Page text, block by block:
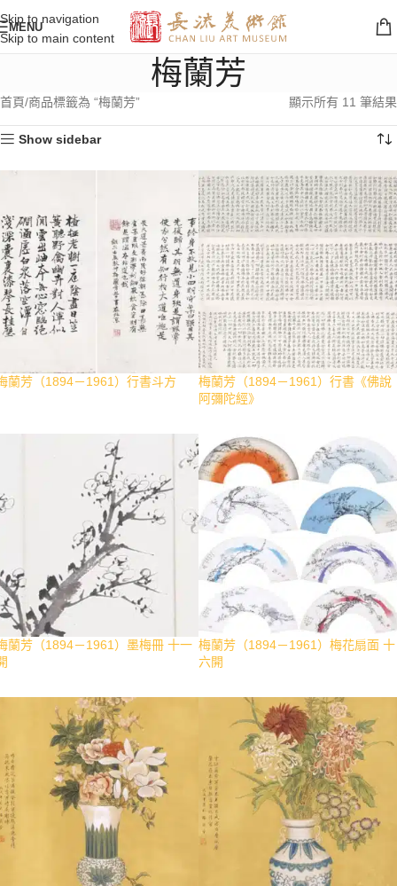
Skip to navigation
Skip to main content
MENU
梅蘭芳
首頁 商品標籤為 “梅蘭芳” 顯示所有 11 筆結果
Show sidebar
蘭芳（1894－1961）行書斗方
梅蘭芳（1894－1961）行書《佛說
阿彌陀經》
蘭芳（1894－1961）墨梅冊 十一 梅蘭芳（1894－1961）梅花扇面 十
六開